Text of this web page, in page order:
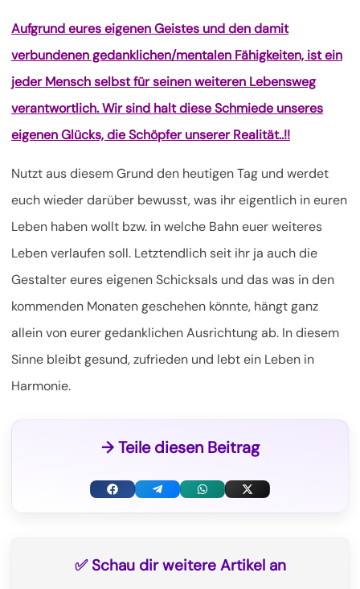
Aufgrund eures eigenen Geistes und den damit
verbundenen gedanklichen/mentalen Fähigkeiten, ist ein
jeder Mensch selbst für seinen weiteren Lebensweg
verantwortlich. Wir sind halt diese Schmiede unseres
eigenen Glücks, die Schöpfer unserer Realität..!!
Nutzt aus diesem Grund den heutigen Tag und werdet
euch wieder darüber bewusst, was ihr eigentlich in euren
Leben haben wollt bzw. in welche Bahn euer weiteres
Leben verlaufen soll. Letztendlich seit ihr ja auch die
Gestalter eures eigenen Schicksals und das was in den
kommenden Monaten geschehen könnte, hängt ganz
allein von eurer gedanklichen Ausrichtung ab. In diesem
Sinne bleibt gesund, zufrieden und lebt ein Leben in
Harmonie.
→ Teile diesen Beitrag
F
T
W
X
T
✅ Schau dir weitere Artikel an